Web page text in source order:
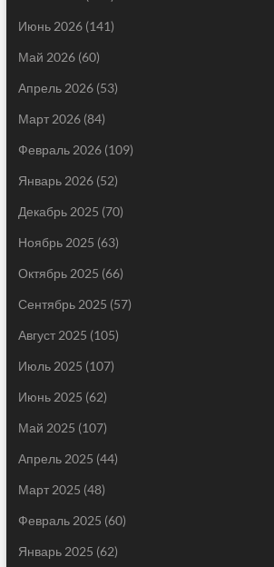
Июнь 2026(141)
Май 2026(60)
Апрель 2026(53)
Март 2026(84)
Февраль 2026(109)
Январь 2026(52)
Декабрь 2025 (70)
Ноябрь 2025 (63)
Октябрь 2025 (66)
Сентябрь 2025 (57)
Август 2025 (105)
Июль 2025 (107)
Июнь 2025 (62)
Май 2025 (107)
Апрель 2025 (44)
Март 2025 (48)
Февраль 2025 (60)
Январь 2025 (62)